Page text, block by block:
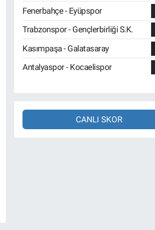
Fenerbahçe - Eyüpspor
Trabzonspor - Gençlerbirliği S.K.
Kasımpaşa - Galatasaray
Antalyaspor - Kocaelispor
CANLI SKOR